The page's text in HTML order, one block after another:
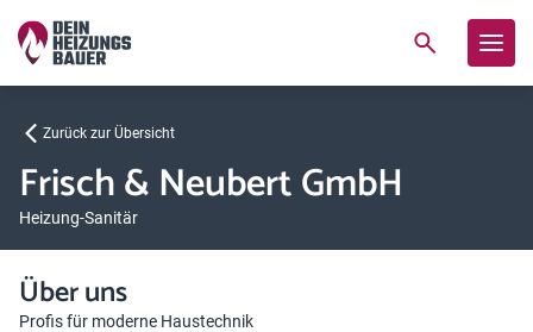
Zurück zur Übersicht
Frisch & Neubert GmbH
Heizung-Sanitär
Über uns
Profis für moderne Haustechnik